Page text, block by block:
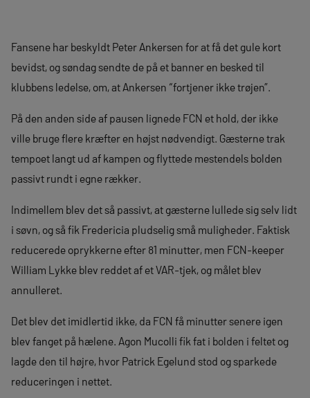
Fansene har beskyldt Peter Ankersen for at få det gule kort
bevidst, og søndag sendte de på et banner en besked til
klubbens ledelse, om, at Ankersen “fortjener ikke trøjen”.
På den anden side af pausen lignede FCN et hold, der ikke
ville bruge flere kræfter en højst nødvendigt. Gæsterne trak
tempoet langt ud af kampen og flyttede mestendels bolden
passivt rundt i egne rækker.
Indimellem blev det så passivt, at gæsterne lullede sig selv lidt
i søvn, og så fik Fredericia pludselig små muligheder. Faktisk
reducerede oprykkerne efter 81 minutter, men FCN-keeper
William Lykke blev reddet af et VAR-tjek, og målet blev
annulleret.
Det blev det imidlertid ikke, da FCN få minutter senere igen
blev fanget på hælene. Agon Mucolli fik fat i bolden i feltet og
lagde den til højre, hvor Patrick Egelund stod og sparkede
reduceringen i nettet.